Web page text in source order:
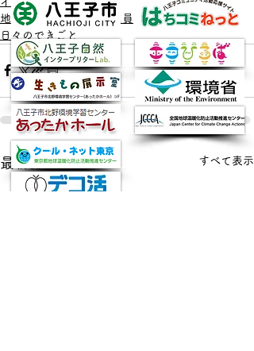
地球温暖化防止活動推進員
日々のできごと
最新記事 すべて表示